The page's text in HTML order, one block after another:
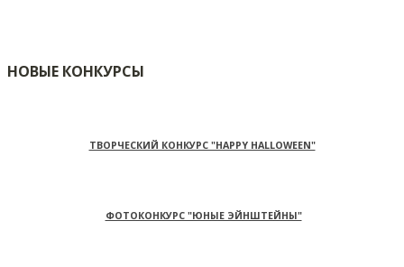
НОВЫЕ КОНКУРСЫ
ТВОРЧЕСКИЙ КОНКУРС "HAPPY HALLOWEEN"
ФОТОКОНКУРС "ЮНЫЕ ЭЙНШТЕЙНЫ"